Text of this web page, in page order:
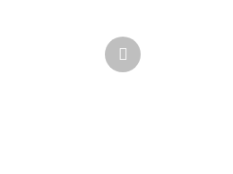
Ďalší
produkt